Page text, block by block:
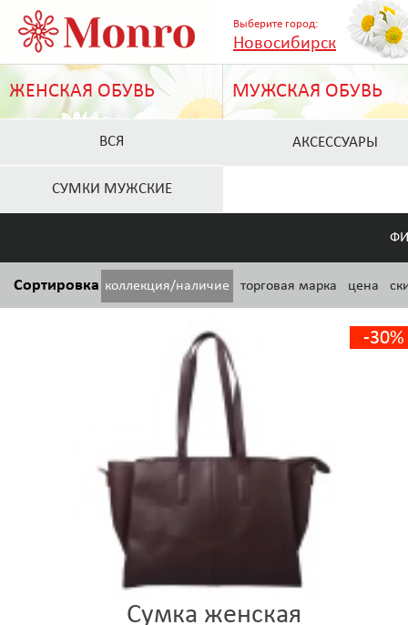
Выберите город:
Новосибирск
ЖЕНСКАЯ ОБУВЬ МУЖСКАЯ ОБУВЬ
ВСЯ АКСЕССУАРЫ
СУМКИ МУЖСКИЕ
Сортировка коллекция/наличие торговая марка цена
-30%
Сумка женская